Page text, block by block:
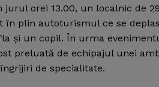
jurul orei 13.00, un localnic de
în plin autoturismul ce se
şi un copil. În urma
preluată de echipajul unei
de specialitate.